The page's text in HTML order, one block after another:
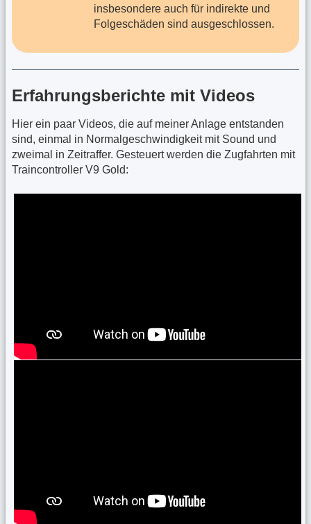
insbesondere auch für indirekte und
Folgeschäden sind ausgeschlossen.
Erfahrungsberichte mit Videos
Hier ein paar Videos, die auf meiner Anlage entstanden
sind, einmal in Normalgeschwindigkeit mit Sound und
zweimal in Zeitraffer. Gesteuert werden die Zugfahrten mit
Traincontroller V9 Gold: